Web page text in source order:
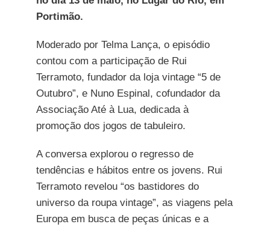
Portimão.
Moderado por Telma Lança, o episódio
contou com a participação de Rui
Terramoto, fundador da loja vintage “5 de
Outubro”, e Nuno Espinal, cofundador da
Associação Até à Lua, dedicada à
promoção dos jogos de tabuleiro.
A conversa explorou o regresso de
tendências e hábitos entre os jovens. Rui
Terramoto revelou “os bastidores do
universo da roupa vintage”, as viagens pela
Europa em busca de peças únicas e a